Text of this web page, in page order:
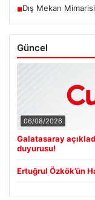
■Dış Mekan
Güncel
06/08/2026
Galatasaray
duyurusu!
Ertuğrul Özkök’ün